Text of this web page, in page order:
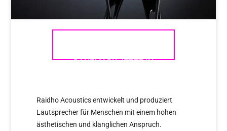
DÄNEMARK JETZT IN
Raidho Acoustics entwickelt und produziert
Lautsprecher für Menschen mit einem hohen
ästhetischen und klanglichen Anspruch.